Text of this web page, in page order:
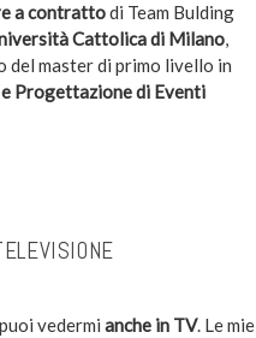
a contrattodi Team Bulding
Cattolica di Milano,
del master di primo livello in
Progettazione di Eventi
vedermi anche in TV. Le mie